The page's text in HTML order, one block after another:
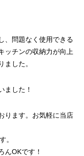
、問題なく使用できる
ッチンの収納力が向上
ました。
ました！
ります。お気軽に当店
。
んOKです！